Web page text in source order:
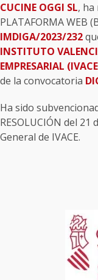
CUCINE OGGI SL, ha
PLATAFORMA WEB
IMDIGA/2023/232
INSTITUTO
EMPRESARIAL
de la convocatoria
Ha sido
RESOLUCIÓN del
General de IVACE.